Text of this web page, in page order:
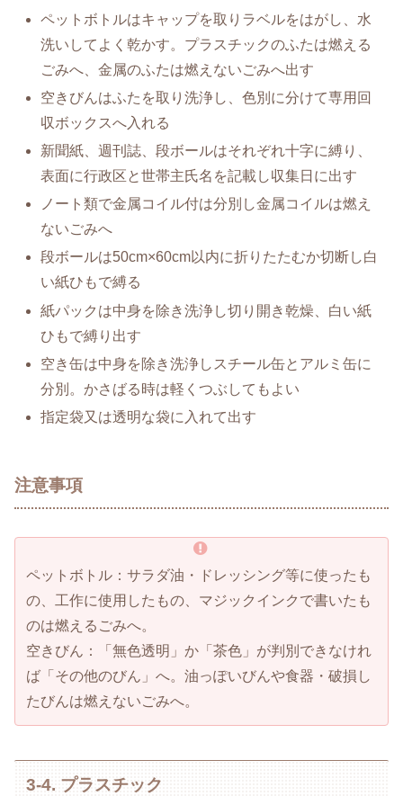
ペットボトルはキャップを取りラベルをはがし、水
洗いしてよく乾かす。プラスチックのふたは燃える
ごみへ、金属のふたは燃えないごみへ出す
空きびんはふたを取り洗浄し、色別に分けて専用回
収ボックスへ入れる
新聞紙、週刊誌、段ボールはそれぞれ十字に縛り、
表面に行政区と世帯主氏名を記載し収集日に出す
ノート類で金属コイル付は分別し金属コイルは燃え
ないごみへ
段ボールは50cm×60cm以内に折りたたむか切断し白
い紙ひもで縛る
紙パックは中身を除き洗浄し切り開き乾燥、白い紙
ひもで縛り出す
空き缶は中身を除き洗浄しスチール缶とアルミ缶に
分別。かさばる時は軽くつぶしてもよい
指定袋又は透明な袋に入れて出す
注意事項
ペットボトル：サラダ油・ドレッシング等に使ったも
の、工作に使用したもの、マジックインクで書いたも
のは燃えるごみへ。
空きびん：「無色透明」か「茶色」が判別できなけれ
ば「その他のびん」へ。油っぽいびんや食器・破損し
たびんは燃えないごみへ。
3-4. プラスチック